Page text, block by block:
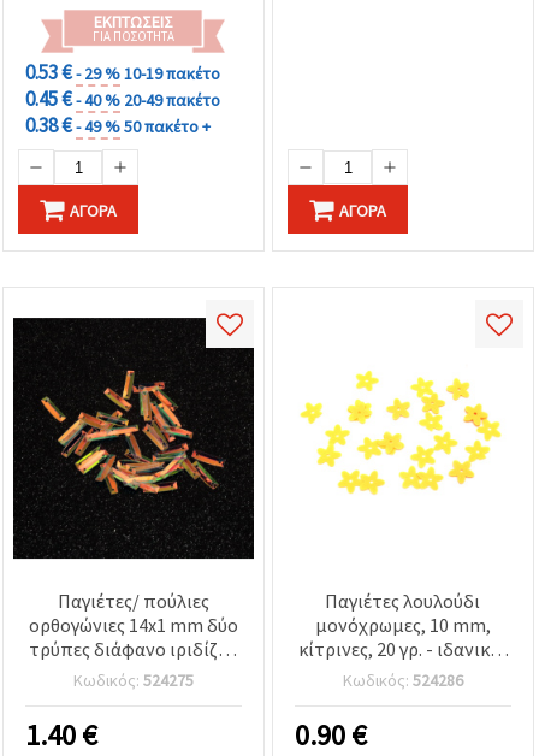
ΕΚΠΤΏΣΕΙΣ
ΓΙΑ ΠΟΣΌΤΗΤΑ
0.53 €- 29 %10-19 πακέτο
0.45 €- 40 % 20-49 πακέτο
0.38 €- 49 %50 πακέτο +
ΑΓΟΡΆ ΑΓΟΡΆ
Παγιέτες/ πούλιες
ορθογώνιες 14x1 mm δύο
τρύπες διάφανο ιριδίζον
-20 γραμμάρια
Κωδικός: 524275
1.40€
Παγιέτες λουλούδι
μονόχρωμες, 10 mm,
κίτρινες, 20 γρ. - ιδανικές
για ραπτική,
χειροτεχνίες &
διακόσμηση
Κωδικός: 524286
0.90€